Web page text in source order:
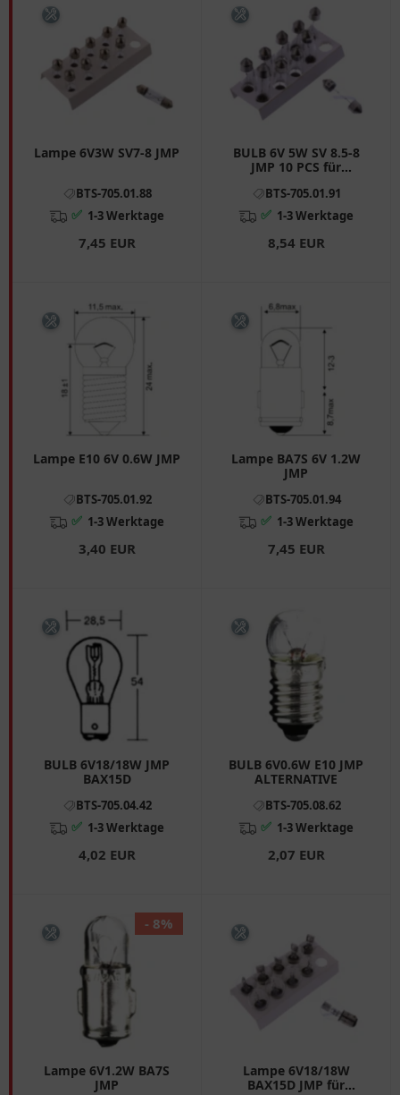
Lampe 6V3W SV7-8 JMP
BTS-705.01.88
✅ 1-3 Werktage
7,45 EUR
BULB 6V 5W SV 8.5-8
JMP 10 PCS für
BTS-705.01.91
✅ 1-3 Werktage
8,54 EUR
Lampe E10 6V 0.6W JMP
BTS-705.01.92
✅ 1-3 Werktage
3,40 EUR
Lampe BA7S 6V 1.2W
JMP
BTS-705.01.94
✅ 1-3 Werktage
7,45 EUR
BULB 6V18/18W JMP
BAX15D
BTS-705.04.42
✅ 1-3 Werktage
4,02 EUR
BULB 6V0.6W E10 JMP
ALTERNATIVE
BTS-705.08.62
✅ 1-3 Werktage
2,07 EUR
Lampe 6V1.2W BA7S
JMP
- 8%
Lampe 6V18/18W
BAX15D JMP für